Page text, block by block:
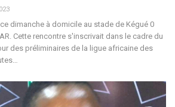
dimanche à domicile au stade de Kégué 0
Cette rencontre s'inscrivait dans le cadre du
des préliminaires de la ligue africaine des